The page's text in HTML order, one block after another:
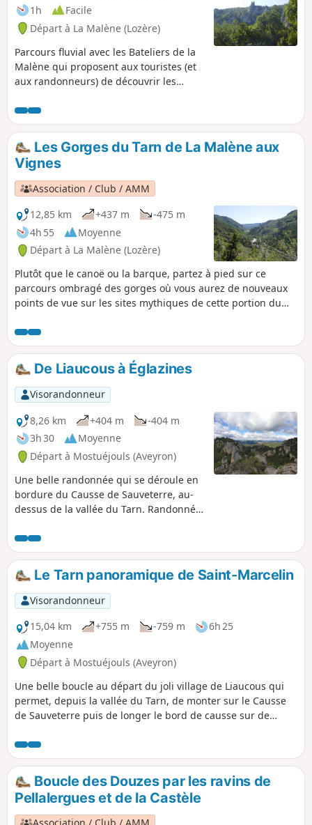
1h
Facile
Départ à La Malène (Lozère)
Parcours fluvial avec les Bateliers de la
Malène qui proposent aux touristes (et
aux randonneurs) de découvrir les
randonneurs, dépose rive gauche de la
rivière pour rejoindre le Sentier des
Gorges du Tarn par un chemin
aménagé mais avec une forte pente
(description dans l'étape suivante). Il
s'agit d'un parcours sur l'eau (Tarn) . Les
avis des visorandonneurs n'en tiennent
pas compte !
Les Gorges du Tarn de La Malène aux
Vignes
Association / Club / AMM
12,85 km
+437 m
-475 m
4h 55
Moyenne
Départ à La Malène (Lozère)
Plutôt que le canoë ou la barque, partez à pied sur ce
parcours ombragé des gorges où vous aurez de nouveaux
points de vue sur les sites mythiques de cette portion du
La Croze, les Baumes Basses ou la passerelle du 107 ! La
randonnée s'achève après le Pas de Soucy au beau village
des Vignes.Une petite partie du parcours vers la fin est
commune avec le GRP® "Tour du Méjan".
De Liaucous à Églazines
Visorandonneur
8,26 km
+404 m
-404 m
3h 30
Moyenne
Départ à Mostuéjouls (Aveyron)
Une belle randonnée qui se déroule en
bordure du Causse de Sauveterre, au-
dessus de la vallée du Tarn. Randonnée
informations pratiques. Note de l'auteur
juillet 2023 : J'ai refait ce parcours
(juillet 2023) et l'ai trouvé tout
chamboulé par le passage récent d'un
incendie dans toute la partie haute du
trajet. Un sentier bien tracé a été balisé
en jaune depuis cet évènement. Il
s'écarte un peu par endroits de
l'itinéraire initial mais est facile à suivre.
Le Tarn panoramique de Saint-Marcelin
Visorandonneur
15,04 km
+755 m -759 m
6h 25
Moyenne
Départ à Mostuéjouls (Aveyron)
Une belle boucle au départ du joli village de Liaucous qui
permet, depuis la vallée du Tarn, de monter sur le Causse
de Sauveterre puis de longer le bord de causse sur de
sentier du retour permet de découvrir deux anciens villages
troglodytiques.Application Visorando conseillée
Boucle des Douzes par les ravins de
Pellalergues et de la Castèle